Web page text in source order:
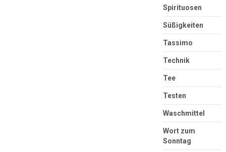
Spirituosen
Süßigkeiten
Tassimo
Technik
Tee
Testen
Waschmittel
Wort zum
Sonntag